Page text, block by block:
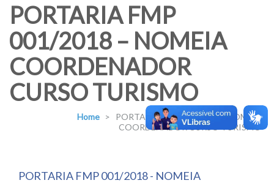
PORTARIA FMP
001/2018 – NOMEIA
COORDENADOR
CURSO TURISMO
Home >
PORTARIA FMP 001/2018 – NOMEIA
COORDENADOR CURSO TURISMO
PORTARIA FMP 001/2018 - NOMEIA